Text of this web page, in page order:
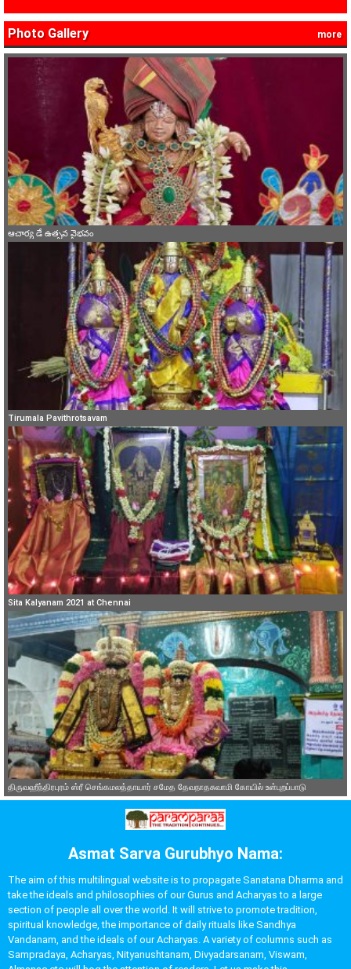
Photo Gallery more
ఆచార్య డే ఉత్సవ వైభవం
Tirumala Pavithrotsavam
Sita Kalyanam 2021 at Chennai
திருவஹீந்திரபுரம் ஸ்ரீ செங்கமலத்தாயார் சமேத தேவநாதசுவாமி கோயில் உள்புறப்பாடு
Asmat Sarva Gurubhyo Nama:
The aim of this multilingual website is to propagate Sanatana Dharma and
take the ideals and philosophies of our Gurus and Acharyas to a large
section of people all over the world. It will strive to promote tradition,
spiritual knowledge, the importance of daily rituals like Sandhya
Vandanam, and the ideals of our Acharyas. A variety of columns such as
Sampradaya, Acharyas, Nityanushtanam, Divyadarsanam, Viswam,